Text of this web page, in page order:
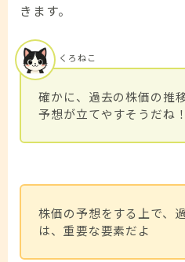
きます。
確かに、過去の株価の推
予想が立てやすそうだね！
くろねこ
株価の予想をする上で、
は、重要な要素だよ